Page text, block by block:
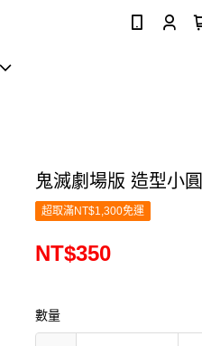
鬼滅劇場版 造型小
超取滿NT$1,300免運
NT$350
數量